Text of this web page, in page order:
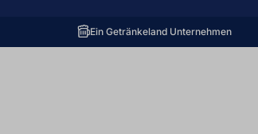
Ein Getränkeland Unternehmen